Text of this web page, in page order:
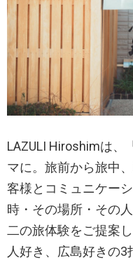
LAZULI Hiroshimは、
マに。旅前から旅中
客様とコミュニケー
時・その場所・その
二の旅体験をご提案
人好き、広島好きの3